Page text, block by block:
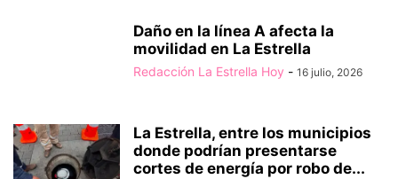
Daño en la línea A afecta la
movilidad en La Estrella
Redacción La Estrella Hoy - 16 julio, 2026
La Estrella, entre los municipios
donde podrían presentarse
cortes de energía por robo de...